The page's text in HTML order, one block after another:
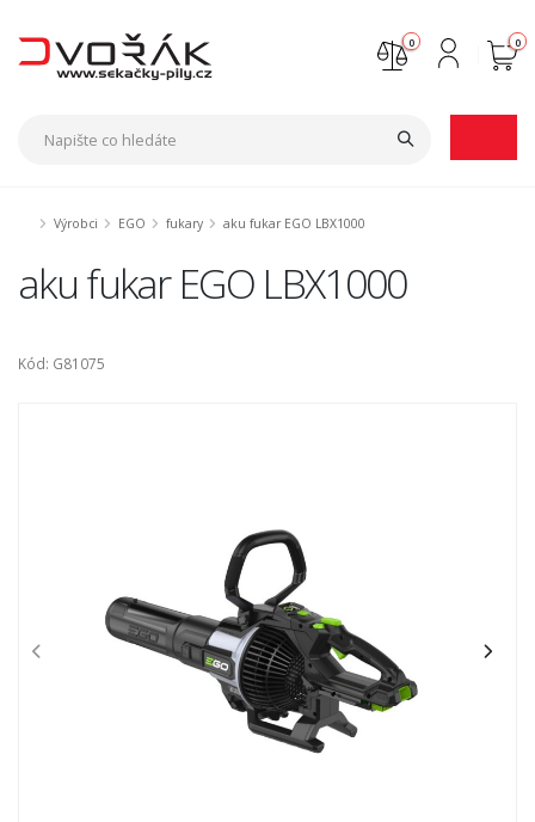
0
0
Výrobci EGO fukary aku fukar EGO LBX1000
aku fukar EGO LBX1000
Kód: G81075